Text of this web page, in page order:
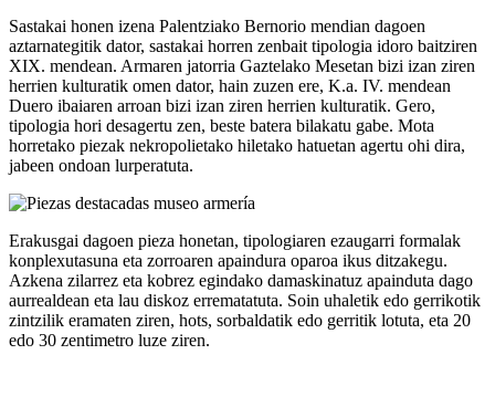
Sastakai honen izena Palentziako Bernorio mendian dagoen
aztarnategitik dator, sastakai horren zenbait tipologia idoro baitziren
XIX. mendean. Armaren jatorria Gaztelako Mesetan bizi izan ziren
herrien kulturatik omen dator, hain zuzen ere, K.a. IV. mendean
Duero ibaiaren arroan bizi izan ziren herrien kulturatik. Gero,
tipologia hori desagertu zen, beste batera bilakatu gabe. Mota
horretako piezak nekropolietako hiletako hatuetan agertu ohi dira,
jabeen ondoan lurperatuta.
Erakusgai dagoen pieza honetan, tipologiaren ezaugarri formalak
konplexutasuna eta zorroaren apaindura oparoa ikus ditzakegu.
Azkena zilarrez eta kobrez egindako damaskinatuz apainduta dago
aurrealdean eta lau diskoz errematatuta. Soin uhaletik edo gerrikotik
zintzilik eramaten ziren, hots, sorbaldatik edo gerritik lotuta, eta 20
edo 30 zentimetro luze ziren.